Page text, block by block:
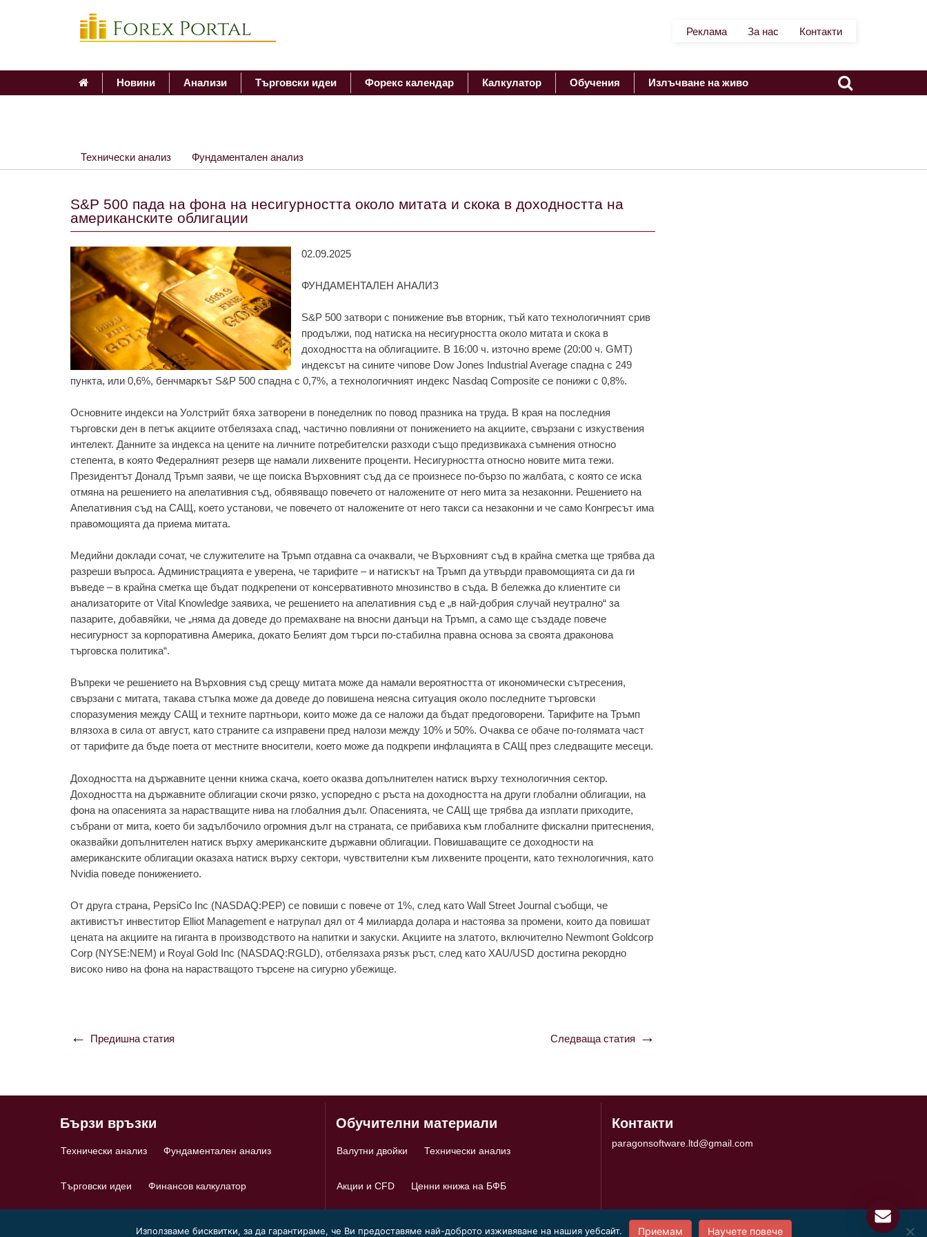
Реклама За нас Контакти
Новини Анализи Търговски идеи Форекс календар Калкулатор Обучения Излъчване на живо
Технически анализ Фундаментален анализ
S&P 500 пада на фона на несигурността около митата и скока в доходността на
американските облигации
02.09.2025
ФУНДАМЕНТАЛЕН АНАЛИЗ
S&P 500 затвори с понижение във вторник, тъй като технологичният срив
продължи, под натиска на несигурността около митата и скока в
доходността на облигациите. В 16:00 ч. източно време (20:00 ч. GMT)
индексът на сините чипове Dow Jones Industrial Average спадна с 249
пункта, или 0,6%, бенчмаркът S&P 500 спадна с 0,7%, а технологичният индекс Nasdaq Composite се понижи с 0,8%.
Основните индекси на Уолстрийт бяха затворени в понеделник по повод празника на труда. В края на последния
търговски ден в петък акциите отбелязаха спад, частично повлияни от понижението на акциите, свързани с изкуствения
интелект. Данните за индекса на цените на личните потребителски разходи също предизвикаха съмнения относно
степента, в която Федералният резерв ще намали лихвените проценти. Несигурността относно новите мита тежи.
Президентът Доналд Тръмп заяви, че ще поиска Върховният съд да се произнесе по-бързо по жалбата, с която се иска
отмяна на решението на апелативния съд, обявяващо повечето от наложените от него мита за незаконни. Решението на
Апелативния съд на САЩ, което установи, че повечето от наложените от него такси са незаконни и че само Конгресът има
правомощията да приема митата.
Медийни доклади сочат, че служителите на Тръмп отдавна са очаквали, че Върховният съд в крайна сметка ще трябва да
разреши въпроса. Администрацията е уверена, че тарифите – и натискът на Тръмп да утвърди правомощията си да ги
въведе – в крайна сметка ще бъдат подкрепени от консервативното мнозинство в съда. В бележка до клиентите си
анализаторите от Vital Knowledge заявиха, че решението на апелативния съд е „в най-добрия случай неутрално“ за
пазарите, добавяйки, че „няма да доведе до премахване на вносни данъци на Тръмп, а само ще създаде повече
несигурност за корпоративна Америка, докато Белият дом търси по-стабилна правна основа за своята драконова
търговска политика“.
Въпреки че решението на Върховния съд срещу митата може да намали вероятността от икономически сътресения,
свързани с митата, такава стъпка може да доведе до повишена неясна ситуация около последните търговски
споразумения между САЩ и техните партньори, които може да се наложи да бъдат предоговорени. Тарифите на Тръмп
влязоха в сила от август, като страните са изправени пред налози между 10% и 50%. Очаква се обаче по-голямата част
от тарифите да бъде поета от местните вносители, което може да подкрепи инфлацията в САЩ през следващите месеци.
Доходността на държавните ценни книжа скача, което оказва допълнителен натиск върху технологичния сектор.
Доходността на държавните облигации скочи рязко, успоредно с ръста на доходността на други глобални облигации, на
фона на опасенията за нарастващите нива на глобалния дълг. Опасенията, че САЩ ще трябва да изплати приходите,
събрани от мита, което би задълбочило огромния дълг на страната, се прибавиха към глобалните фискални притеснения,
оказвайки допълнителен натиск върху американските държавни облигации. Повишаващите се доходности на
американските облигации оказаха натиск върху сектори, чувствителни към лихвените проценти, като технологичния, като
Nvidia поведе понижението.
От друга страна, PepsiCo Inc (NASDAQ:PEP) се повиши с повече от 1%, след като Wall Street Journal съобщи, че
активистът инвеститор Elliot Management е натрупал дял от 4 милиарда долара и настоява за промени, които да повишат
цената на акциите на гиганта в производството на напитки и закуски. Акциите на златото, включително Newmont Goldcorp
Corp (NYSE:NEM) и Royal Gold Inc (NASDAQ:RGLD), отбелязаха рязък ръст, след като XAU/USD достигна рекордно
високо ниво на фона на нарастващото търсене на сигурно убежище.
Навигация
Предишна статия Следваща статия
Бързи връзки
Технически анализ Фундаментален анализ
Търговски идеи Финансов калкулатор
Обучителни материали
Валутни двойки Технически анализ
Акции и CFD Ценни книжа на БФБ
Контакти
paragonsoftware.ltd@gmail.com
Използваме бисквитки, за да гарантираме, че Ви предоставяме най-доброто изживяване на нашия уебсайт. Приемам Научете повече